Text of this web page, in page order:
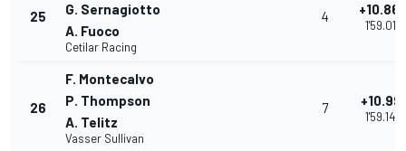
25
G. Sernagiotto
A. Fuoco
Cetilar Racing
4
1'59.014
26
F. Montecalvo
P. Thompson
A. Telitz
Vasser Sullivan
7 +10.991
1'59.143